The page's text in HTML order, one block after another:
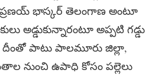
భాస్కర్ తెలంగాణ అంటూ
అడ్డుకున్నారంటూ అప్పటి గడ్డు
దీంతో పాటు పాలమూరు జిల్లా,
నుంచి ఉపాధి కోసం పల్లెలు